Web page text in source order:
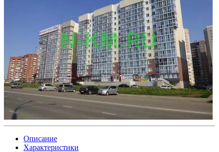
Описание
Характеристики